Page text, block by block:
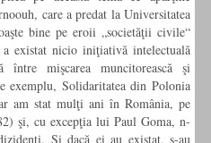
care a predat la Universitatea
bine pe eroii „societăţii civile“
existat nicio iniţiativă intelectuală
mişcarea muncitorească şi
exemplu, Solidaritatea din Polonia
am stat mulţi ani în România, pe
şi, cu excepţia lui Paul Goma, n-
Şi dacă ei au existat, s-au